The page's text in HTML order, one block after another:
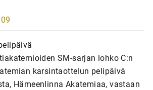
SM-sarjan lohko C:n
karsintaottelun pelipäivä
Hämeenlinna Akatemiaa, vastaan